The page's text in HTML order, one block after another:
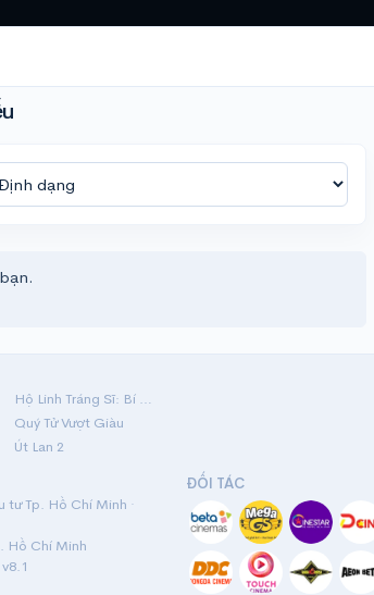
Hộ Linh Tráng Sĩ: Bí Ẩn Mộ Vua Đinh
Quý Tử Vượt Giàu
Út Lan 2
tư Tp. Hồ Chí Minh ·
Hồ Chí Minh
ĐỐI TÁC